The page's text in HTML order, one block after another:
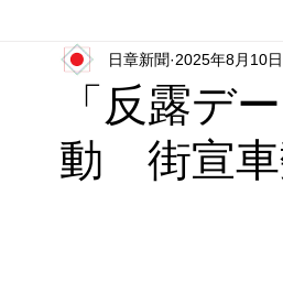
日本第一党 日本派保守同盟 は
「反露デ
動 街宣車
日章新聞 2025年8月10日